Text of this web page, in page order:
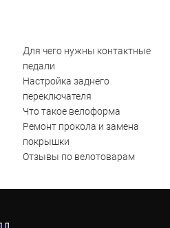
Для чего нужны контактные
педали
Настройка заднего
переключателя
Что такое велоформа
Ремонт прокола и замена
покрышки
Отзывы по велотоварам